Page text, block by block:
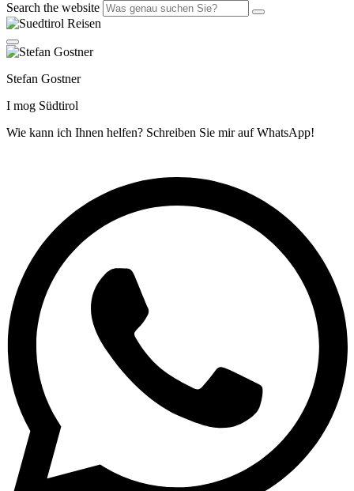
Search the website
Stefan Gostner
I mog Südtirol
Wie kann ich Ihnen helfen? Schreiben Sie mir auf WhatsApp!